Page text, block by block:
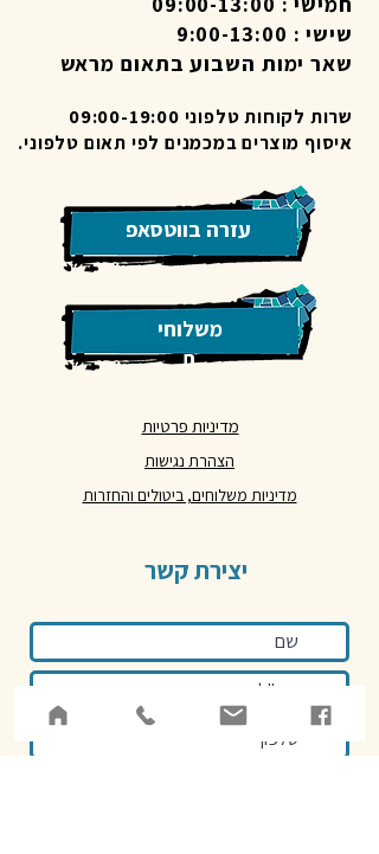
שישי : 9:00-13:00
שאר ימות השבוע בתאום מראש
שרות לקוחות טלפוני 09:00-19:00
איסוף מוצרים במכמנים לפי תאום טלפוני.
עזרה בווטסאפ
משלוחי
ם
מדיניות פרטיות
הצהרת נגישות
מדיניות משלוחים, ביטולים והחזרות
יצירת קשר